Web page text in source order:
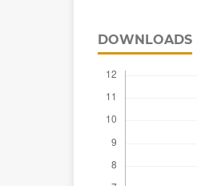
DOWNLOADS